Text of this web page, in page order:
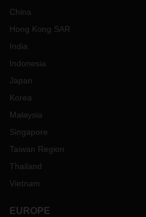
China
Hong Kong SAR
India
Indonesia
Japan
Korea
Malaysia
Singapore
Taiwan Region
Thailand
Vietnam
EUROPE